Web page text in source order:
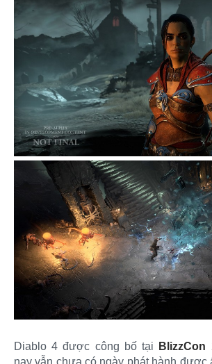
Diablo 4 được công bố tại BlizzCon